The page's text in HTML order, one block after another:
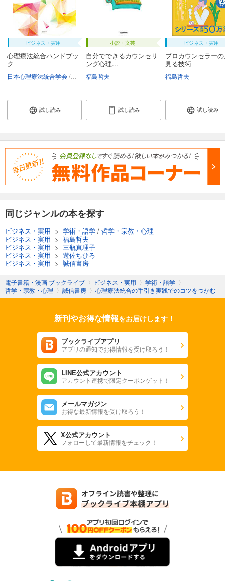
ビジネス・実用
心理療法統合ハンドブッ
ク
日本心理療法統合学会 杉原保史 福島哲夫
試し読み
小説・文芸
自分でできるカウンセリ
ング心理...
福島哲夫
試し読み
ビジネス・実用
プロカウンセラー
見る技術
福島哲夫
試し読み
同じジャンルの本を探す
ビジネス・実用 > 学術・語学 / 哲学・宗教・心理
ビジネス・実用 > 福島哲夫
ビジネス・実用 > 三瓶真理子
ビジネス・実用 > 遊佐ちひろ
ビジネス・実用 > 誠信書房
電子書籍・漫画 ブックライブ 〉 ビジネス・実用 〉 学術・語学 〉
哲学・宗教・心理 〉 誠信書房 〉 心理療法統合の手引き実践でのコツをつかむ
新刊やお得な情報をお届けします！
ブックライブアプリ
アプリの通知でお得情報を受け取ろう！
LINE公式アカウント
アカウント連携で限定クーポンゲット！
メールマガジン
お得な最新情報を受け取ろう！
X公式アカウント
フォローして最新情報をチェック！